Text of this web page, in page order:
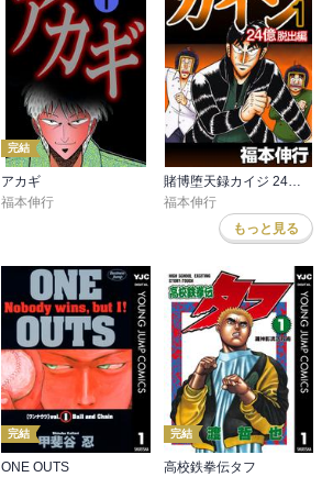
完結
アカギ
福本伸行
福本伸行
もっと見る
完結
ONE OUTS
完結
高校鉄拳伝タフ